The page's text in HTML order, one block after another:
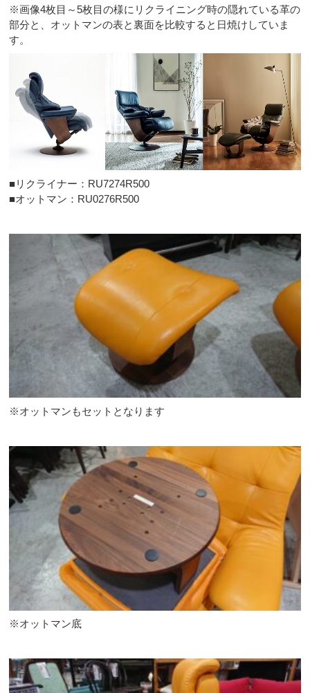
※画像4枚目～5枚目の様にリクライニング時の隠れている革の
部分と、オットマンの表と裏面を比較すると日焼けしていま
す。
■リクライナー：RU7274R500
■オットマン：RU0276R500
※オットマンもセットとなります
※オットマン底